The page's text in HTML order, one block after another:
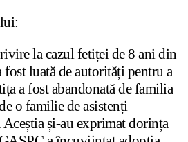
la cazul fetiței de 8 ani din
fost luată de autorități pentru a
a fost abandonată de familia
o familie de asistenți
și-au exprimat dorința